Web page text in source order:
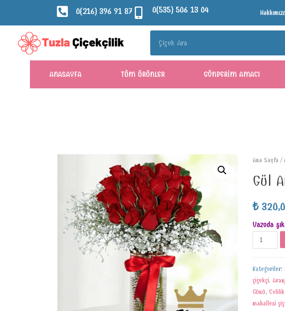
0(216) 396 91 87 0(535) 506 13 04
ANASAYFA TÜM ÜRÜNLER GÖNDERIM AMACI
Ana Sayfa /
Gül
₺
Vazoda
Kategoriler:
çiçekçi,
Günü, Evlilik
mahallesi